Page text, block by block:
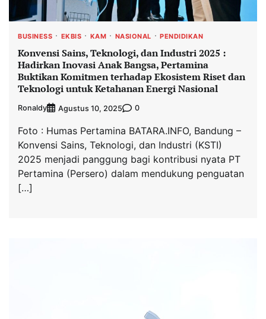
BUSINESS EKBIS KAM NASIONAL PENDIDIKAN
Konvensi Sains, Teknologi, dan Industri 2025 :
Hadirkan Inovasi Anak Bangsa, Pertamina
Buktikan Komitmen terhadap Ekosistem Riset dan
Teknologi untuk Ketahanan Energi Nasional
Ronaldy Agustus 10, 2025 0
Foto : Humas Pertamina BATARA.INFO, Bandung –
Konvensi Sains, Teknologi, dan Industri (KSTI)
2025 menjadi panggung bagi kontribusi nyata PT
Pertamina (Persero) dalam mendukung penguatan
[…]